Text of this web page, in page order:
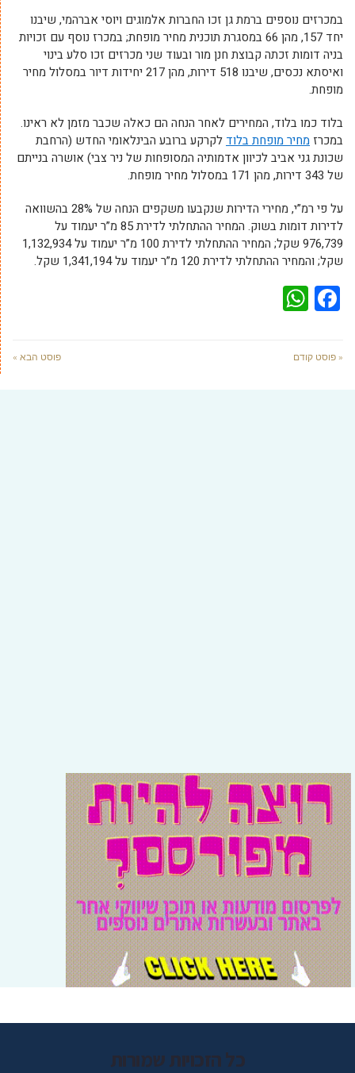
במכרזים נוספים ברמת גן זכו החברות אלמוגים ויוסי אברהמי, שיבנו
יחד 157, מהן 66 במסגרת תוכנית מחיר מופחת; במכרז נוסף עם זכויות
בניה דומות זכתה קבוצת חנן מור ובעוד שני מכרזים זכו סלע בינוי
ואיסתא נכסים, שיבנו 518 דירות, מהן 217 יחידות דיור במסלול מחיר
מופחת.
בלוד כמו בלוד, המחירים לאחר הנחה הם כאלה שכבר מזמן לא ראינו.
במכרז מחיר מופחת בלוד לקרקע ברובע הבינלאומי החדש (הרחבת
שכונת גני אביב לכיוון אדמותיה המסופחות של ניר צבי) אושרה בנייתם
של 343 דירות, מהן 171 במסלול מחיר מופחת.
על פי רמ”י, מחירי הדירות שנקבעו משקפים הנחה של 28% בהשוואה
לדירות דומות בשוק. המחיר ההתחלתי לדירת 85 מ”ר יעמוד על
976,739 שקל; המחיר ההתחלתי לדירת 100 מ”ר יעמוד על 1,132,934
שקל; והמחיר ההתחלתי לדירת 120 מ”ר יעמוד על 1,341,194 שקל.
Facebook
« פוסט קודם פוסט הבא »
כל הזכויות שמורות